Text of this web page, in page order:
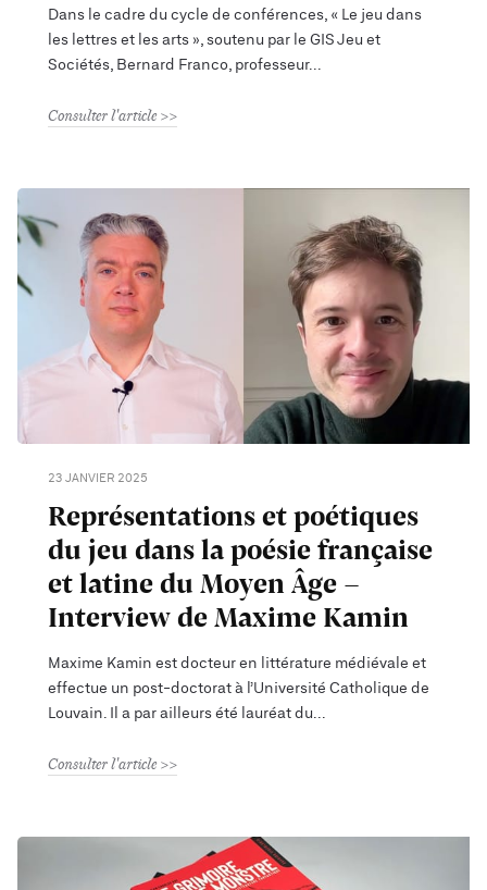
Dans le cadre du cycle de conférences, « Le jeu dans
les lettres et les arts », soutenu par le GIS Jeu et
Sociétés, Bernard Franco, professeur
Consulter l'article
23 JANVIER 2025
Représentations et poétiques
du jeu dans la poésie française
et latine du Moyen Âge -
Interview de Maxime Kamin
Maxime Kamin est docteur en littérature médiévale et
effectue un post-doctorat à l’Université Catholique de
Louvain. Il a par ailleurs été lauréat du
Consulter l'article